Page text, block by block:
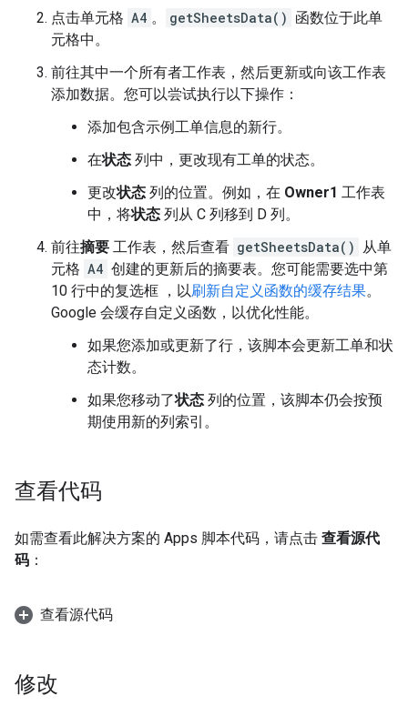
点击单元格 A4 。 getSheetsData() 函数位于此单
元格中。
前往其中一个所有者工作表，然后更新或向该工作表
添加数据。您可以尝试执行以下操作：
添加包含示例工单信息的新行。
在状态 列中，更改现有工单的状态。
更改状态 列的位置。例如，在 Owner1 工作表
中，将状态 列从 C 列移到 D 列。
前往摘要 工作表，然后查看 getSheetsData()
从单
元格 A4 创建的更新后的摘要表。您可能需要选中第
10 行中的复选框 ，以刷新自定义函数的缓存结果。
Google 会缓存自定义函数，以优化性能。
如果您添加或更新了行，该脚本会更新工单和状
态计数。
如果您移动了状态 列的位置，该脚本仍会按预
期使用新的列索引。
查看代码
如需查看此解决方案的 Apps 脚本代码，请点击 查看源代
码 ：
查看源代码
修改